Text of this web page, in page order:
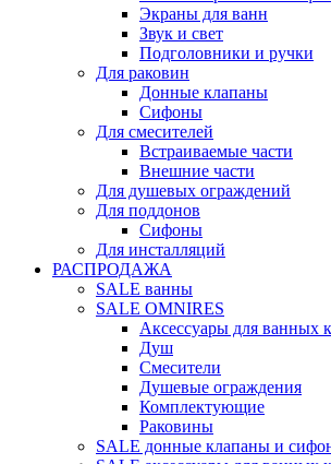
Экраны для ванн
Звук и свет
Подголовники и ручки
Для раковин
Донные клапаны
Сифоны
Для смесителей
Встраиваемые части
Внешние части
Для душевых ограждений
Для поддонов
Сифоны
Для инсталляций
РАСПРОДАЖА
SALE ванны
SALE OMNIRES
Аксессуары для ванных
Душ
Смесители
Душевые ограждения
Комплектующие
Раковины
SALE донные клапаны и